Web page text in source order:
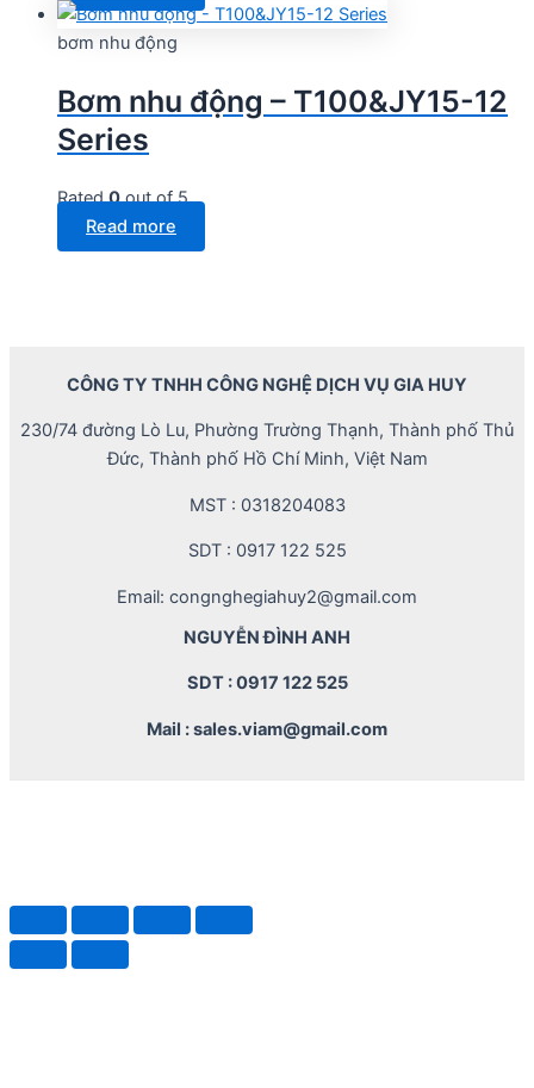
bơm nhu động
Bơm nhu động – T100&JY15-12
Series
Rated0out of 5
Read more
CÔNG TY TNHH CÔNG NGHỆ DỊCH VỤ GIA HUY
230/74 đường Lò Lu, Phường Trường Thạnh, Thành phố Thủ
Đức, Thành phố Hồ Chí Minh, Việt Nam
MST : 0318204083
SDT : 0917 122 525
Email: congnghegiahuy2@gmail.com
NGUYỄN ĐÌNH ANH
SDT : 0917 122 525
Mail : sales.viam@gmail.com